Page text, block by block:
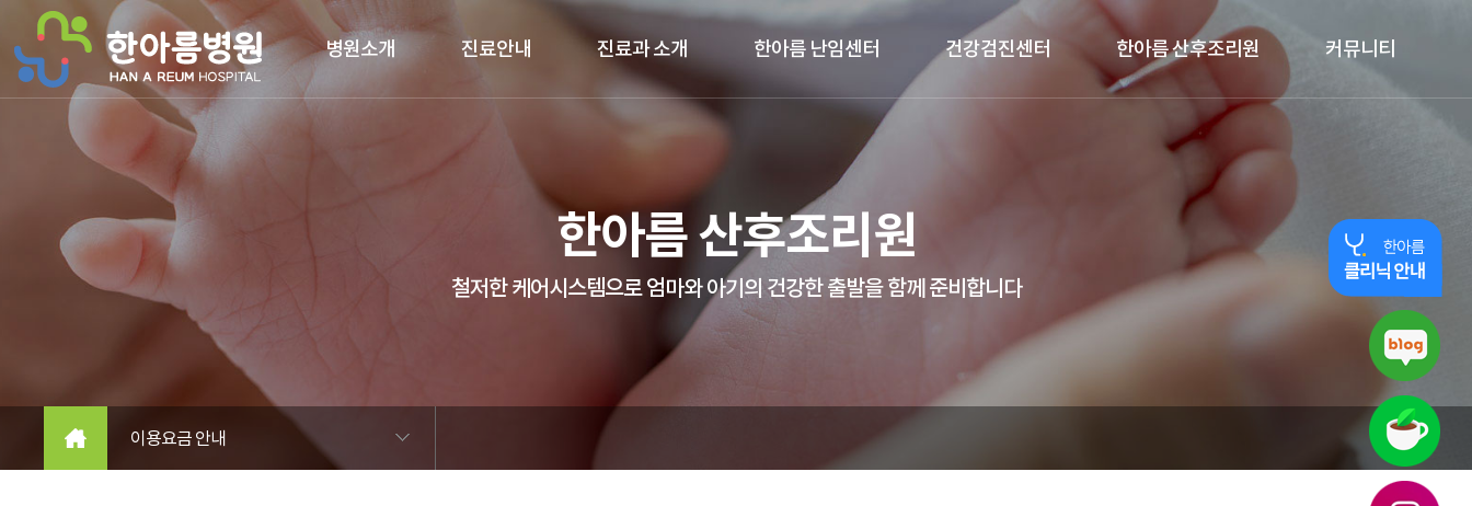
본문 바로가기
병원소개 진료안내 진료과 소개 한아름 난임센터 건강검진센터 한아름 산후조리원 커뮤니티
한아름 산후조리원
철저한 케어시스템으로 엄마와 아기의 건강한 출발을 함께 준비합니다
이용요금 안내